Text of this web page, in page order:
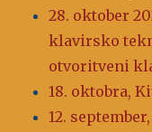
28. oktober
klavirsko
otvoritveni
18. oktobra,
12.